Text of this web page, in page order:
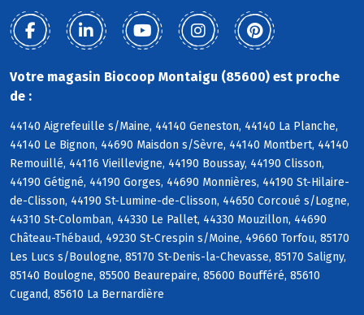
Votre magasin Biocoop Montaigu (85600) est proche
de :
44140 Aigrefeuille s/Maine, 44140 Geneston, 44140 La Planche,
44140 Le Bignon, 44690 Maisdon s/Sèvre, 44140 Montbert, 44140
Remouillé, 44116 Vieillevigne, 44190 Boussay, 44190 Clisson,
44190 Gétigné, 44190 Gorges, 44690 Monnières, 44190 St-Hilaire-
de-Clisson, 44190 St-Lumine-de-Clisson, 44650 Corcoué s/Logne,
44310 St-Colomban, 44330 Le Pallet, 44330 Mouzillon, 44690
Château-Thébaud, 49230 St-Crespin s/Moine, 49660 Torfou, 85170
Les Lucs s/Boulogne, 85170 St-Denis-la-Chevasse, 85170 Saligny,
85140 Boulogne, 85500 Beaurepaire, 85600 Boufféré, 85610
Cugand, 85610 La Bernardière